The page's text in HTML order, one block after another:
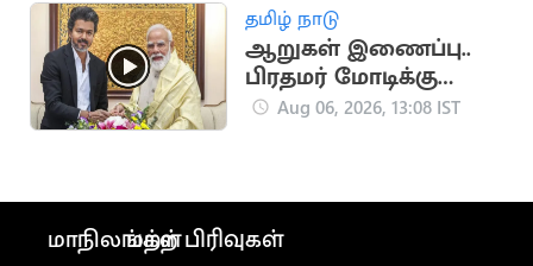
தமிழ் நாடு
ஆறுகள் இணைப்பு..
பிரதமர் மோடிக்கு
முதலமைச்சர் விஜய்
Aug 06, 2026, 13:08 IST
மாநிலங்கள்மற்ற பிரிவுகள்